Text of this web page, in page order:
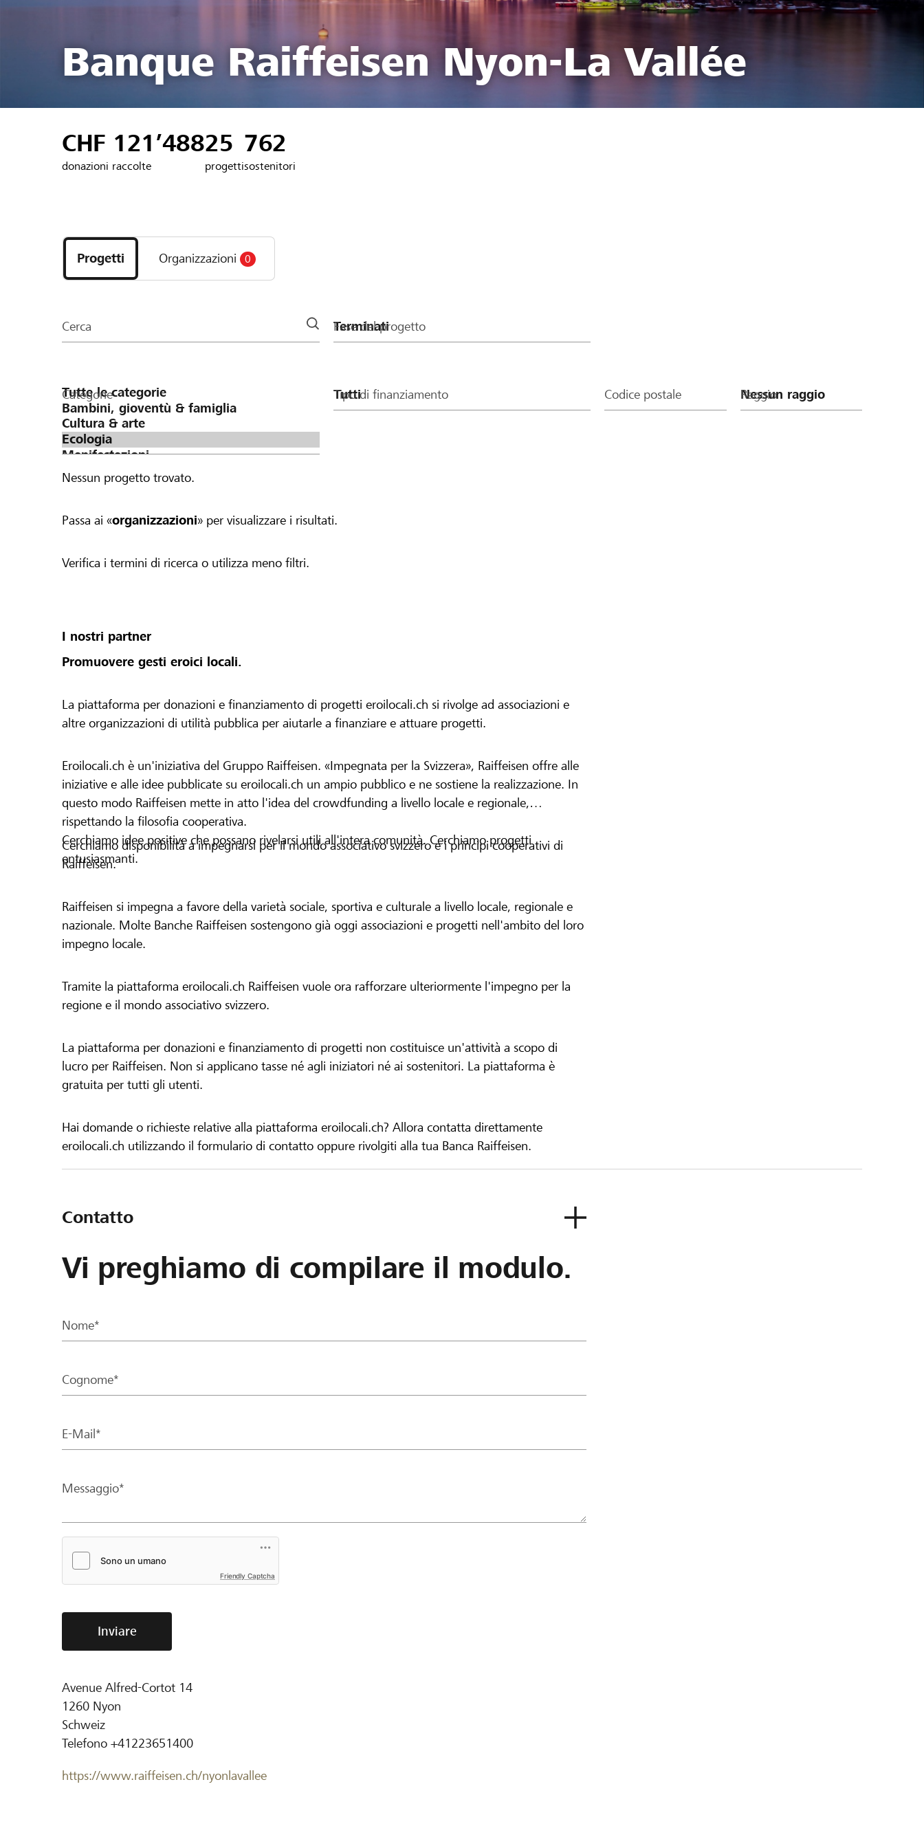
Banque Raiffeisen Nyon-La Vallée
CHF 121’488
donazioni raccolte
25
progetti
762
sostenitori
i
progetti
e
della
Progetti Organizzazioni 0
Cerca Fase del progetto
Categorie Tipo di finanziamento Codice postale Raggio
Nessun progetto trovato.
Passa ai «organizzazioni» per visualizzare i risultati.
Verifica i termini di ricerca o utilizza meno filtri.
I nostri partner
Promuovere gesti eroici locali.
La piattaforma per donazioni e finanziamento di progetti eroilocali.ch si rivolge ad associazioni e
altre organizzazioni di utilità pubblica per aiutarle a finanziare e attuare progetti.
Eroilocali.ch è un'iniziativa del Gruppo Raiffeisen. «Impegnata per la Svizzera», Raiffeisen offre alle
iniziative e alle idee pubblicate su eroilocali.ch un ampio pubblico e ne sostiene la realizzazione. In
questo modo Raiffeisen mette in atto l'idea del crowdfunding a livello locale e regionale,
rispettando la filosofia cooperativa.
Cerchiamo idee positive che possano rivelarsi utili all'intera comunità. Cerchiamo progetti
entusiasmanti.
Cerchiamo disponibilità a impegnarsi per il mondo associativo svizzero e i principi cooperativi di
Raiffeisen.
Raiffeisen si impegna a favore della varietà sociale, sportiva e culturale a livello locale, regionale e
nazionale. Molte Banche Raiffeisen sostengono già oggi associazioni e progetti nell'ambito del loro
impegno locale.
Tramite la piattaforma eroilocali.ch Raiffeisen vuole ora rafforzare ulteriormente l'impegno per la
regione e il mondo associativo svizzero.
La piattaforma per donazioni e finanziamento di progetti non costituisce un'attività a scopo di
lucro per Raiffeisen. Non si applicano tasse né agli iniziatori né ai sostenitori. La piattaforma è
gratuita per tutti gli utenti.
Hai domande o richieste relative alla piattaforma eroilocali.ch? Allora contatta direttamente
eroilocali.ch utilizzando il formulario di contatto oppure rivolgiti alla tua Banca Raiffeisen.
Contatto
Vi preghiamo di compilare il modulo.
Nome*
Cognome*
E-Mail*
Messaggio*
Friendly Captcha
Inviare
Avenue Alfred-Cortot 14
1260 Nyon
Schweiz
Telefono +41223651400
https://www.raiffeisen.ch/nyonlavallee